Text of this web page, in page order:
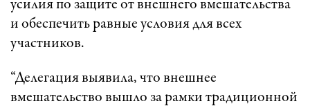
усилия по защите от внешнего вмешательства
и обеспечить равные условия для всех
участников.
“Делегация выявила, что внешнее
вмешательство вышло за рамки традиционной